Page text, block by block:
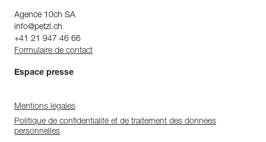
Agence 10ch SA
info@petzl.ch
+41 21 947 46 66
Formulaire de contact
Espace presse
Mentions légales
Politique de confidentialité et de traitement des données
personnelles